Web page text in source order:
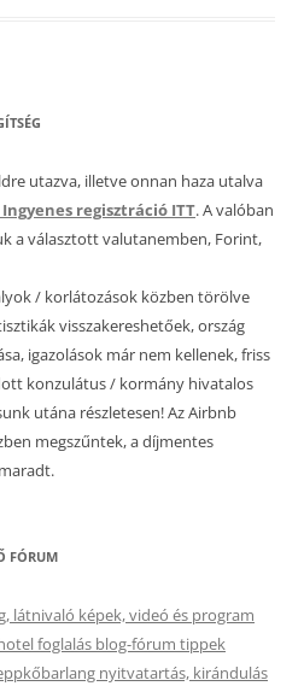
utazva, illetve onnan haza utalva
Ingyenes regisztráció ITT. A valóban
a választott valutanemben, Forint,
/ korlátozások közben törölve
visszakereshetőek, ország
igazolások már nem kellenek, friss
konzulátus / kormány hivatalos
utána részletesen! Az Airbnb
megszűntek, a díjmentes
FÓRUM
látnivaló képek, videó és program
foglalás blog-fórum tippek
nyitvatartás, kirándulás